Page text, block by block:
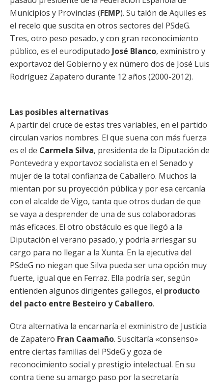
Municipios y Provincias (FEMP). Su talón de Aquiles es
el recelo que suscita en otros sectores del PSdeG.
Tres, otro peso pesado, y con gran reconocimiento
público, es el eurodiputado José Blanco, exministro y
exportavoz del Gobierno y ex número dos de José Luis
Rodríguez Zapatero durante 12 años (2000-2012).
Las posibles alternativas
A partir del cruce de estas tres variables, en el partido
circulan varios nombres. El que suena con más fuerza
es el de Carmela Silva, presidenta de la Diputación de
Pontevedra y exportavoz socialista en el Senado y
mujer de la total confianza de Caballero. Muchos la
mientan por su proyección pública y por esa cercanía
con el alcalde de Vigo, tanta que otros dudan de que
se vaya a desprender de una de sus colaboradoras
más eficaces. El otro obstáculo es que llegó a la
Diputación el verano pasado, y podría arriesgar su
cargo para no llegar a la Xunta. En la ejecutiva del
PSdeG no niegan que Silva pueda ser una opción muy
fuerte, igual que en Ferraz. Ella podría ser, según
entienden algunos dirigentes gallegos, el producto
del pacto entre Besteiro y Caballero.
Otra alternativa la encarnaría el exministro de Justicia
de Zapatero Fran Caamaño. Suscitaría «consenso»
entre ciertas familias del PSdeG y goza de
reconocimiento social y prestigio intelectual. En su
contra tiene su amargo paso por la secretaría